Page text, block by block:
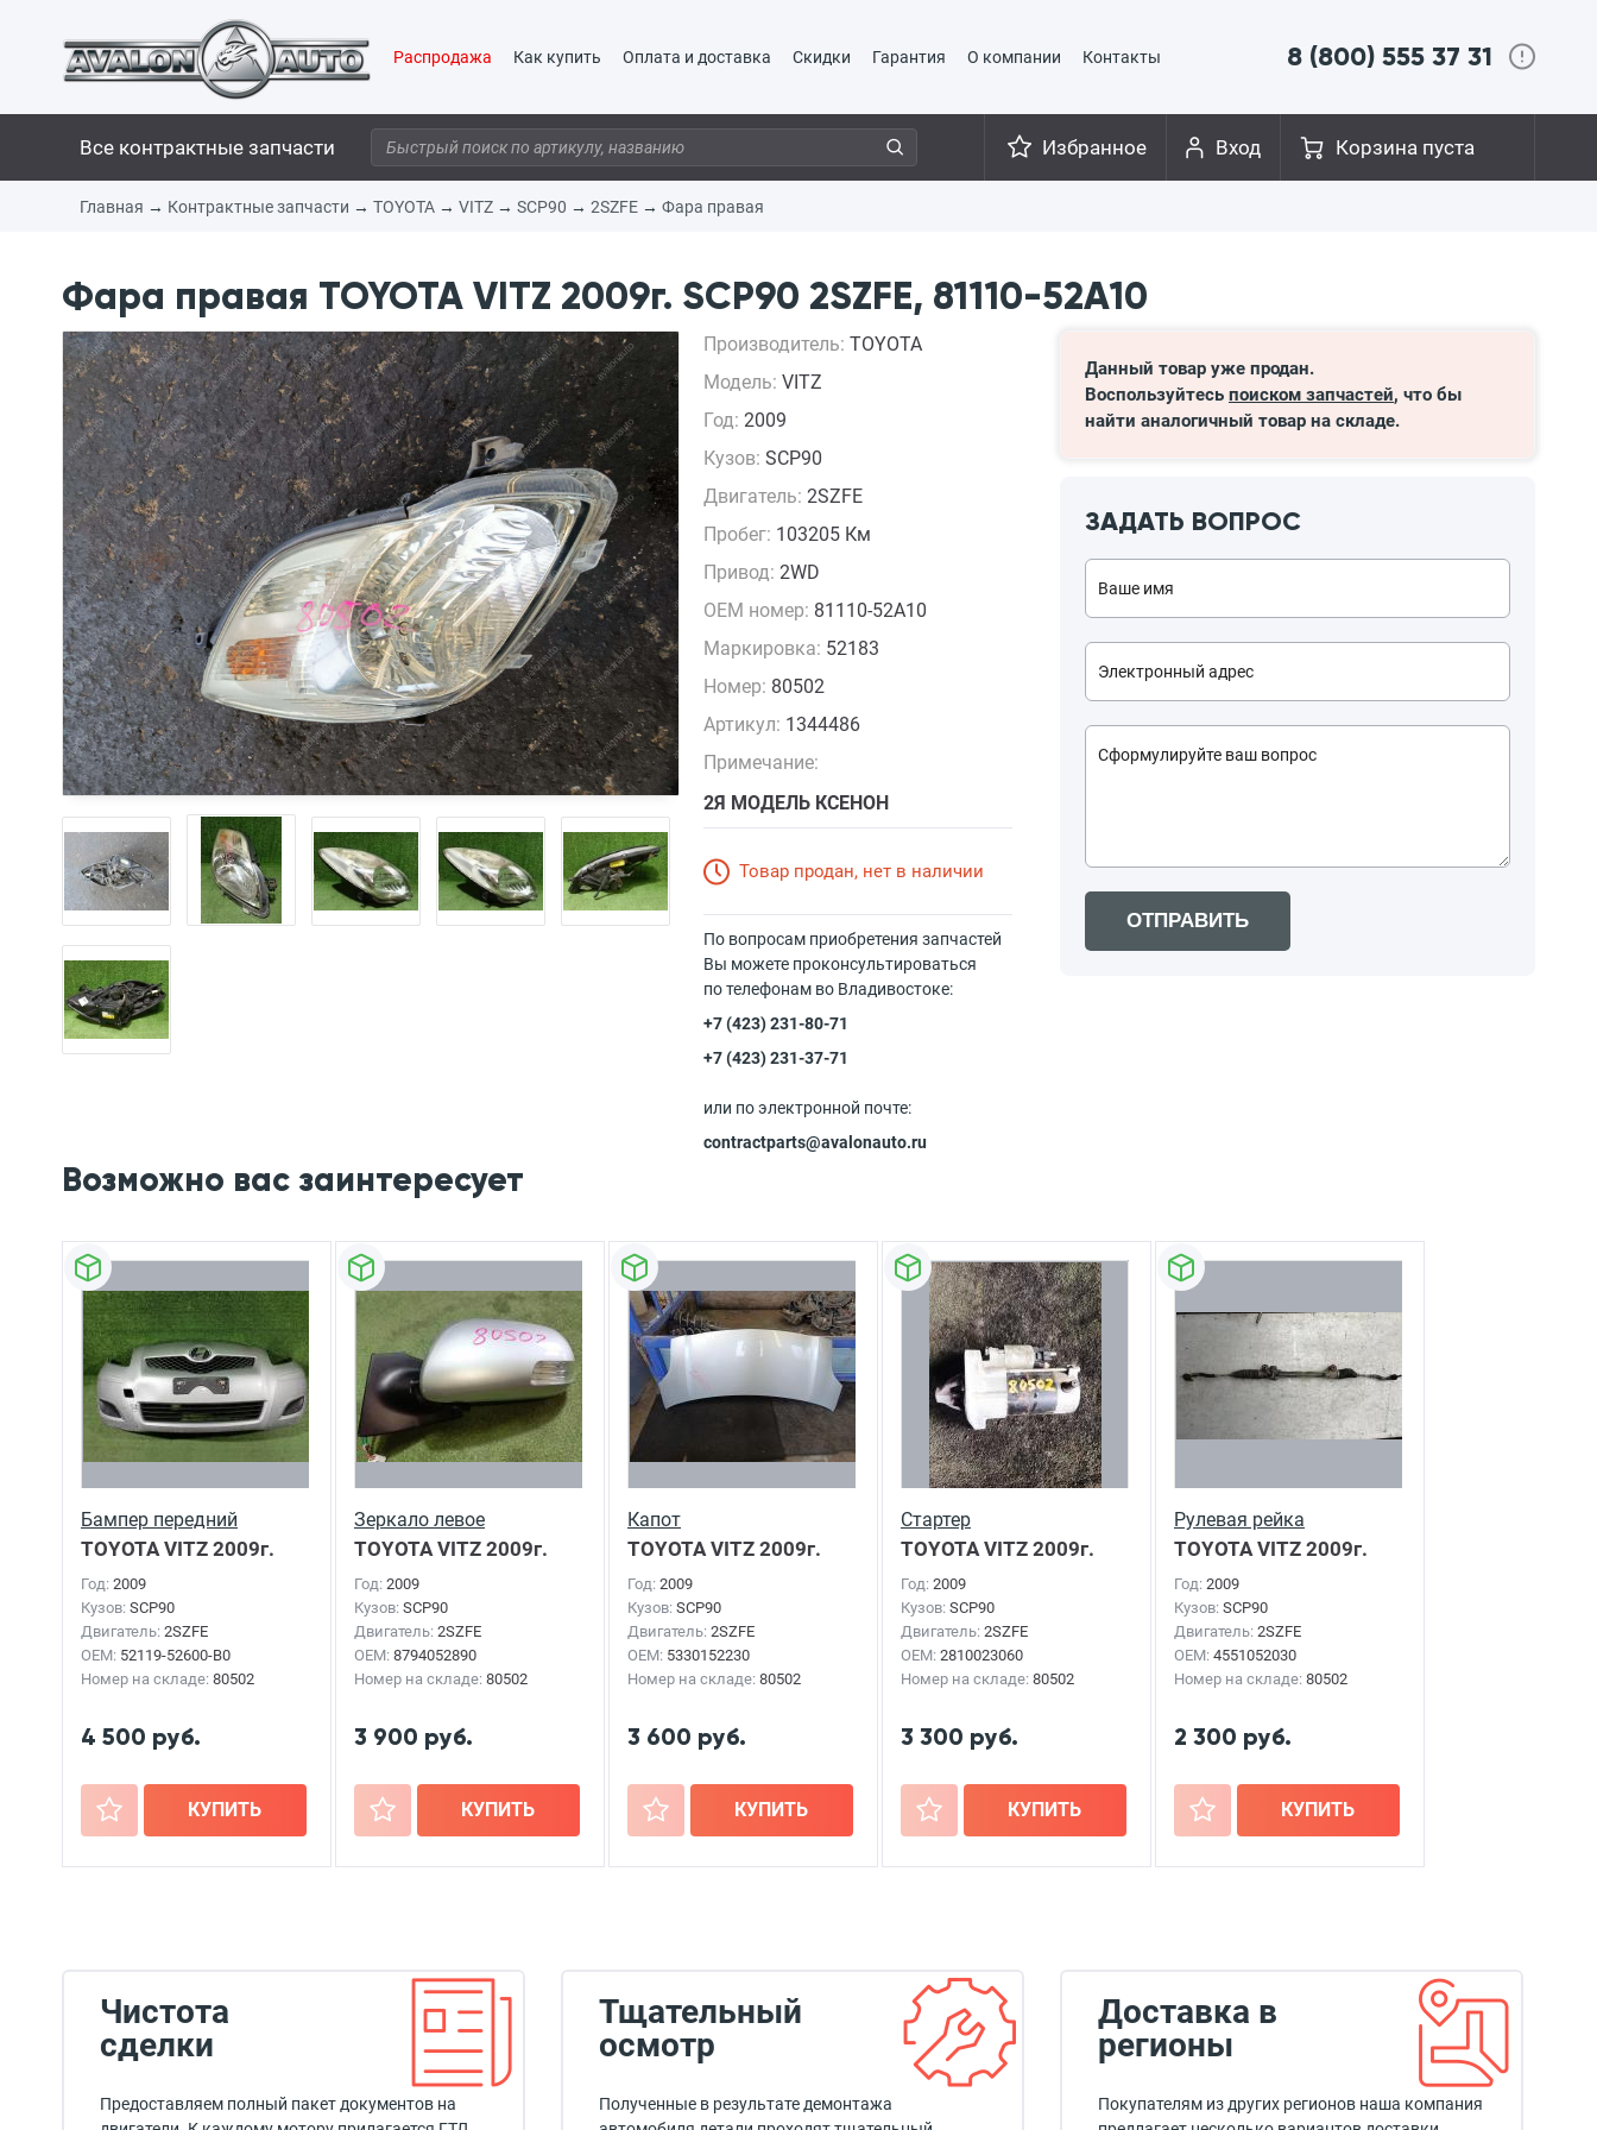
Распродажа Как купить Оплата и доставка Скидки Гарантия О компании Контакты 8 (800) 555 37 31
Все контрактные запчасти Корзина пуста
Вход
Избранное
Главная → Контрактные запчасти → TOYOTA → VITZ → SCP90 → 2SZFE → Фара правая
Фара правая TOYOTA VITZ 2009г. SCP90 2SZFE, 81110-52A10
Производитель: TOYOTA
Модель: VITZ
Год: 2009
Кузов: SCP90
Двигатель: 2SZFE
Пробег: 103205 Км
Привод: 2WD
OEM номер: 81110-52A10
Маркировка: 52183
Номер: 80502
Артикул: 1344486
Примечание:
2Я МОДЕЛЬ КСЕНОН
Товар продан, нет в наличии
По вопросам приобретения запчастей
Вы можете проконсультироваться
по телефонам во Владивостоке:
+7 (423) 231-80-71
+7 (423) 231-37-71
или по электронной почте:
contractparts@avalonauto.ru
Данный товар уже продан.
Воспользуйтесь поиском запчастей, что бы
найти аналогичный товар на складе.
ЗАДАТЬ ВОПРОС
ОТПРАВИТЬ
Возможно вас заинтересует
Бампер передний
TOYOTA VITZ 2009г.
Год: 2009
Кузов: SCP90
Двигатель: 2SZFE
OEM: 52119-52600-B0
Номер на складе: 80502
4 500 руб.
+ КУПИТЬ
Зеркало левое
TOYOTA VITZ 2009г.
Год: 2009
Кузов: SCP90
Двигатель: 2SZFE
OEM: 8794052890
Номер на складе: 80502
3 900 руб.
+ КУПИТЬ
Капот
TOYOTA VITZ 2009г.
Год: 2009
Кузов: SCP90
Двигатель: 2SZFE
OEM: 5330152230
Номер на складе: 80502
3 600 руб.
+ КУПИТЬ
Стартер
TOYOTA VITZ 2009г.
Год: 2009
Кузов: SCP90
Двигатель: 2SZFE
OEM: 2810023060
Номер на складе: 80502
3 300 руб.
+ КУПИТЬ
Рулевая рейка
TOYOTA VITZ 2009г.
Год: 2009
Кузов: SCP90
Двигатель: 2SZFE
OEM: 4551052030
Номер на складе: 80502
2 300 руб.
+ КУПИТЬ
Чистота
сделки
Предоставляем полный пакет документов на
Тщательный
осмотр
Полученные в результате демонтажа
Доставка в
регионы
Покупателям из других регионов наша компания